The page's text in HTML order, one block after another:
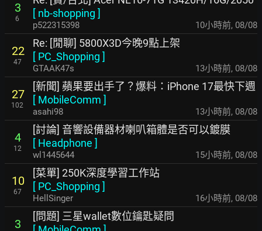
3
6
[ nb-shopping ]
p522315398 10小時前, 08/08
22
47
Re: [閒聊] 5800X3D今晚9點上架
[ PC_Shopping ]
GTAAK47s 13小時前, 08/08
27
102
[新聞] 蘋果要出手了？爆料：iPhone 17最快下週
[ MobileComm ]
asahi98 13小時前, 08/08
4
12
[討論] 音響設備器材喇叭箱體是否可以鍍膜
[ Headphone ]
wl1445644 15小時前, 08/08
10
67
[菜單] 250K深度學習工作站
[ PC_Shopping ]
HellSinger 16小時前, 08/08
3
[問題] 三星wallet數位鑰匙疑問